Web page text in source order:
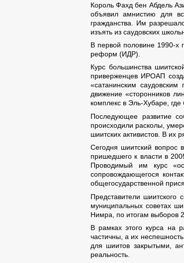
Король Фахд бен Абдель
объявил амнистию для
гражданства. Им
изъять из саудовских
В первой половине 1990-
реформ (ИДР).
Курс большинства
приверженцев ИРОАП
«сатанинским
движение «сторонников
комплекс в Эль-Хубаре,
Последующее развитие
происходили расколы,
шиитских активистов. В их
Сегодня шиитский вопрос
пришедшего к власти в
Проводимый им курс
сопровождающегося
общегосударственной
Представители шиитского
муниципальных советах
Нимра, по итогам выборов
В рамках этого курса на
частичны, а их
для шиитов закрытыми,
реальность.